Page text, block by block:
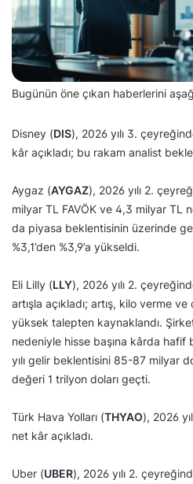
Bugünün öne çıkan haberlerini
Disney (DIS), 2026 yılı 3.
kâr açıkladı; bu rakam analist
Aygaz (AYGAZ), 2026 yılı 2.
milyar TL FAVÖK ve 4,3 milyar TL
da piyasa beklentisinin üzerinde
%3,1’den %3,9’a yükseldi.
Eli Lilly (LLY), 2026 yılı 2.
artışla açıkladı; artış, kilo verme
yüksek talepten kaynaklandı.
nedeniyle hisse başına kârda
yılı gelir beklentisini 85-87 milyar
değeri 1 trilyon doları geçti.
Türk Hava Yolları (THYAO), 2026
net kâr açıkladı.
Uber (UBER), 2026 yılı 2.